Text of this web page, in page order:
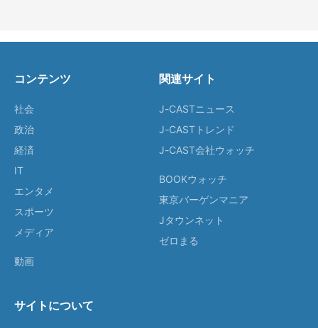
コンテンツ
社会
政治
経済
IT
エンタメ
スポーツ
メディア
動画
関連サイト
J-CASTニュース
J-CASTトレンド
J-CAST会社ウォッチ
BOOKウォッチ
東京バーゲンマニア
Jタウンネット
ゼロまる
サイトについて